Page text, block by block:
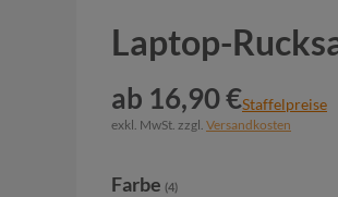
Laptop-
ab 16,90 €Staffelpreise
exkl. MwSt. zzgl. Versandkosten
Farbeauswählen
(4)